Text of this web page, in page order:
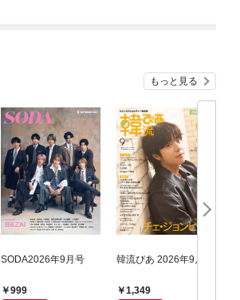
もっと見る
SODA2026年9月号
999
韓流ぴあ 2026年9月号
1,349